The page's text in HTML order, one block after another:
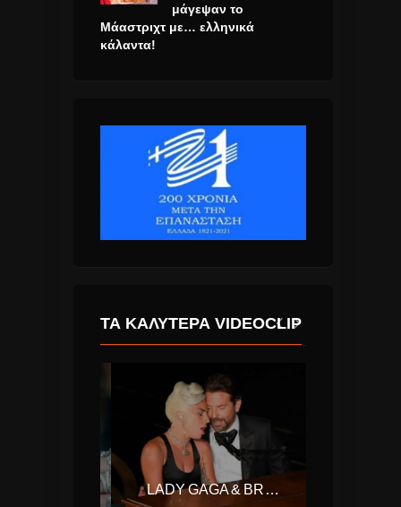
μάγεψαν το
Μάαστριχτ με… ελληνικά
κάλαντα!
ΤΑ ΚΑΛΎΤΕΡΑ VIDEOCLIP
LADY GAGA & BRADLEY COOPER – SHALLOW (A STAR IS BORN)